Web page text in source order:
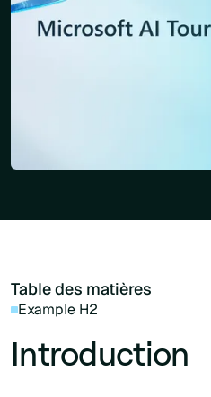
Table des matières
Example H2
Introduction